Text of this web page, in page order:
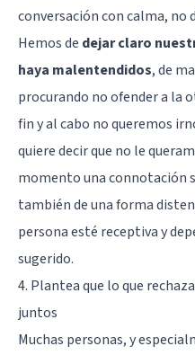
conversación con calma, no
Hemos de dejar claro
haya malentendidos, de
procurando no ofender a la
fin y al cabo no queremos
quiere decir que no le
momento una connotación
también de una forma
persona esté receptiva y
sugerido.
4. Plantea que lo que
juntos
Muchas personas, y